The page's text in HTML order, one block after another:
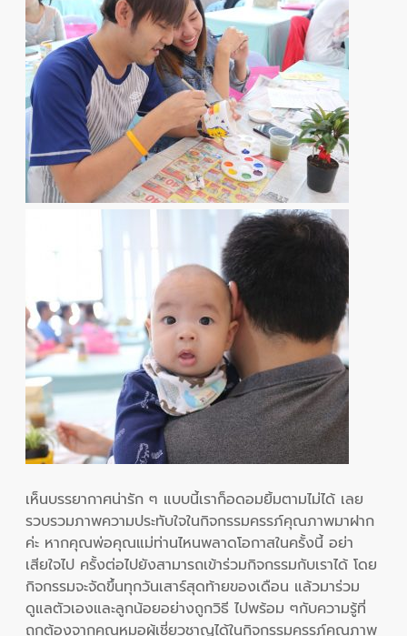
เห็นบรรยากาศน่ารัก ๆ แบบนี้เราก็อดอมยิ้มตามไม่ได้ เลย
รวบรวมภาพความประทับใจในกิจกรรมครรภ์คุณภาพมาฝาก
ค่ะ หากคุณพ่อคุณแม่ท่านไหนพลาดโอกาสในครั้งนี้ อย่า
เสียใจไป ครั้งต่อไปยังสามารถเข้าร่วมกิจกรรมกับเราได้ โดย
กิจกรรมจะจัดขึ้นทุกวันเสาร์สุดท้ายของเดือน แล้วมาร่วม
ดูแลตัวเองและลูกน้อยอย่างถูกวิธี ไปพร้อม ๆกับความรู้ที่
ถูกต้องจากคุณหมอผู้เชี่ยวชาญได้ในกิจกรรมครรภ์คุณภาพ